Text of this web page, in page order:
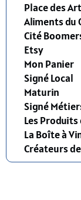
Place des
Aliments du
Cité
Etsy
Mon Panier
Signé Local
Maturin
Signé
Les Produits
La Boîte à
Créateurs